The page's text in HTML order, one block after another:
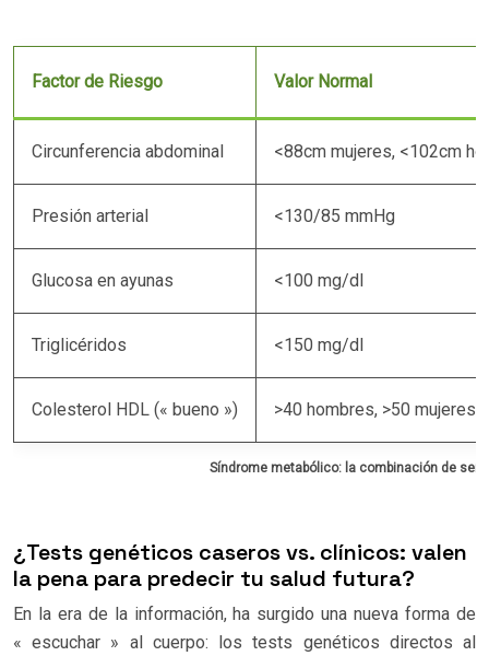
Síndrome metabólico: la combinación de
Factor de Riesgo Valor Normal
Circunferencia abdominal <88cm mujeres, <102cm
Presión arterial <130/85 mmHg
Glucosa en ayunas <100 mg/dl
Triglicéridos <150 mg/dl
Colesterol HDL (« bueno ») >40 hombres, >50 mujeres
¿Tests genéticos caseros vs. clínicos: valen
la pena para predecir tu salud futura?
En la era de la información, ha surgido una nueva forma de
« escuchar » al cuerpo: los tests genéticos directos al